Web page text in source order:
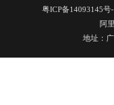
粤ICP备14093145号
阿
地址：